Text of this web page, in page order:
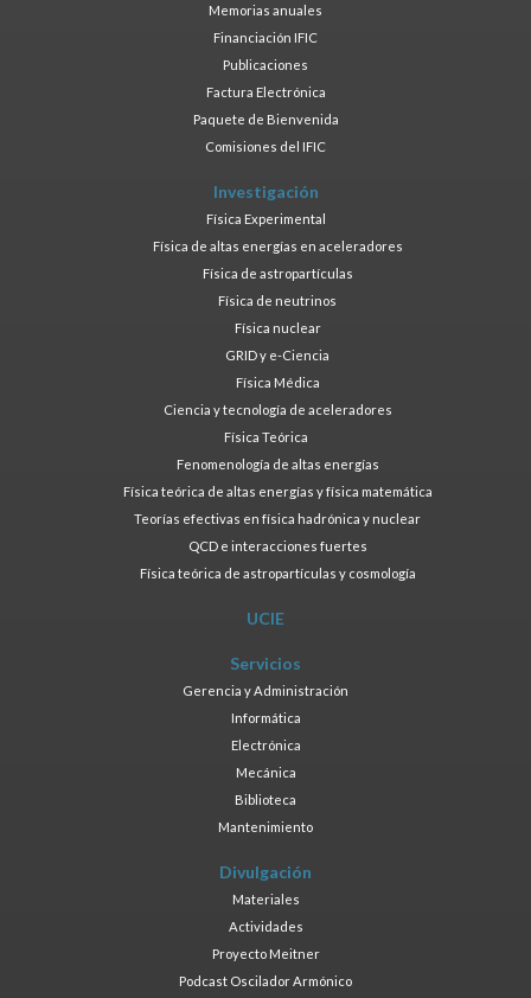
Memorias anuales
Financiación IFIC
Publicaciones
Factura Electrónica
Paquete de Bienvenida
Comisiones del IFIC
Investigación
Física Experimental
Física de altas energías en aceleradores
Física de astropartículas
Física de neutrinos
Física nuclear
GRID y e-Ciencia
Física Médica
Ciencia y tecnología de aceleradores
Física Teórica
Fenomenología de altas energías
Física teórica de altas energías y física matemática
Teorías efectivas en física hadrónica y nuclear
QCD e interacciones fuertes
Física teórica de astropartículas y cosmología
UCIE
Servicios
Gerencia y Administración
Informática
Electrónica
Mecánica
Biblioteca
Mantenimiento
Divulgación
Materiales
Actividades
Proyecto Meitner
Podcast Oscilador Armónico